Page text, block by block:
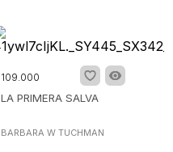
109.000
LA PRIMERA SALVA
BARBARA W TUCHMAN